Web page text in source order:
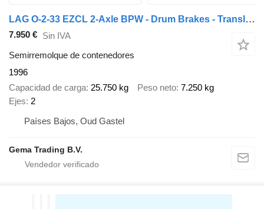
LAG O-2-33 EZCL 2-Axle BPW - Drum Brakes - Translift TL-26.65 Chain
7.950 € Sin IVA
Semirremolque de contenedores
1996
Capacidad de carga 25.750 kg Peso neto 7.250 kg
Ejes 2
Países Bajos, Oud Gastel
Gema Trading B.V.